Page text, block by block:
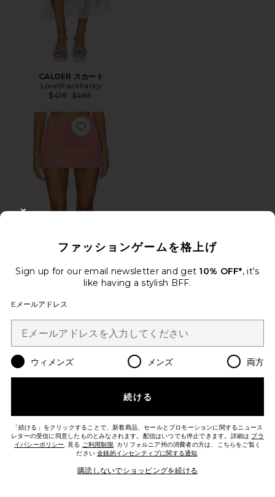
CALDER スカート
LoveShackFancy
$416 Previous price:
$495
Favorite KIDA スカート
LoveShackFancy
$190 $345
ファッションゲームを格上げ
Sign up for our email newsletter and get 10% OFF*, it's
like having a stylish BFF.
Eメールアドレス
ウィメンズ メンズ 両方
続ける
「続ける」をクリックすることで、新着商品、セールとプロモーションに関するニュース
レターの受信に同意したものとみなされます。配信はいつでも停止できます。詳細は プラ
イバシーポリシー. 見る ご利用制限. カリフォルニア州の消費者の方は、こちらをご覧く
ださい金銭的インセンティブに関する通知.
購読しないでショッピングを続ける